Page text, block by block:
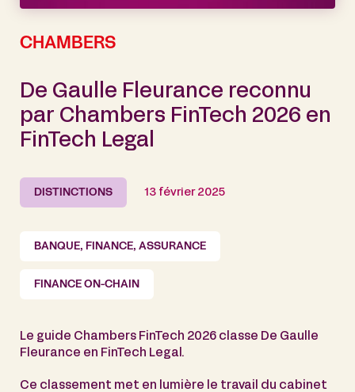
CHAMBERS
De Gaulle Fleurance reconnu
par Chambers FinTech 2026 en
FinTech Legal
DISTINCTIONS 13 février 2025
BANQUE, FINANCE, ASSURANCE
FINANCE ON-CHAIN
Le guide Chambers FinTech 2026 classe De Gaulle
Fleurance en FinTech Legal.
Ce classement met en lumière le travail du cabinet